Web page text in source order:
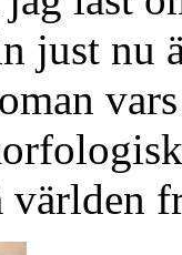
just nu
världen